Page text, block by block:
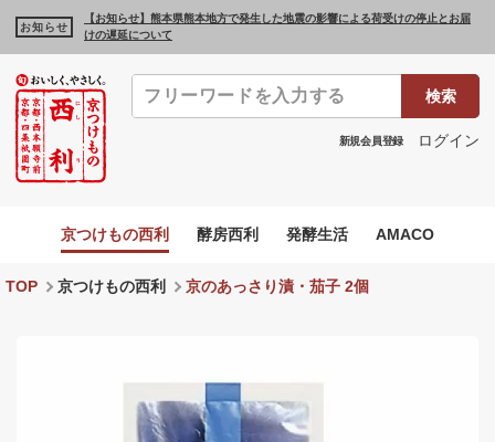
お知らせ
【お知らせ】熊本県熊本地方で発生した地震の影響による荷受けの停止とお届
けの遅延について
検索
新規会員登録 ログイン
京つけもの西利 酵房西利 発酵生活 AMACO
TOP 京つけもの西利 京のあっさり漬・茄子 2個